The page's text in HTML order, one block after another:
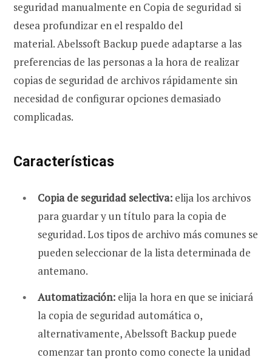
seguridad manualmente en Copia de seguridad si
desea profundizar en el respaldo del
material. Abelssoft Backup puede adaptarse a las
preferencias de las personas a la hora de realizar
copias de seguridad de archivos rápidamente sin
necesidad de configurar opciones demasiado
complicadas.
Características
Copia de seguridad selectiva: elija los archivos
para guardar y un título para la copia de
seguridad. Los tipos de archivo más comunes se
pueden seleccionar de la lista determinada de
antemano.
Automatización: elija la hora en que se iniciará
la copia de seguridad automática o,
alternativamente, Abelssoft Backup puede
comenzar tan pronto como conecte la unidad